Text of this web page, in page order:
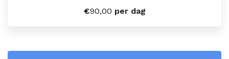
€90,00 per dag